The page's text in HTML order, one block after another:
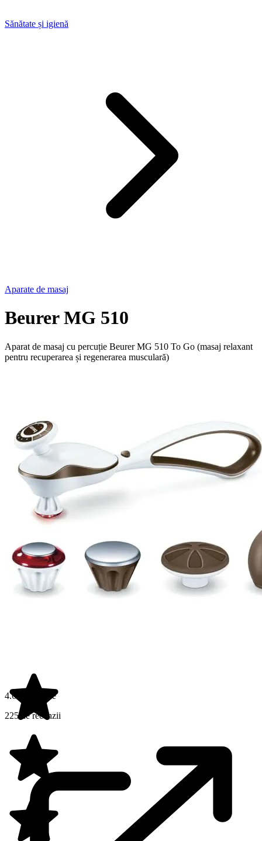
Sănătate și igienă
Aparate de masaj
Beurer MG 510
Aparat de masaj cu percuție Beurer MG 510 To Go (masaj relaxant
pentru recuperarea și regenerarea musculară)
4.6 din 5 stele
225 de recenzii